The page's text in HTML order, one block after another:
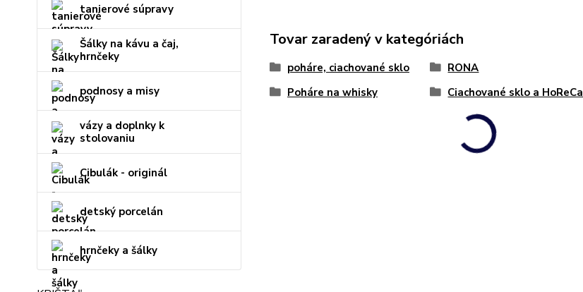
tanierové súpravy
Šálky na kávu a čaj,
hrnčeky
podnosy a misy
vázy a doplnky k
stolovaniu
Cibulák - originál
detský porcelán
hrnčeky a šálky
Tovar zaradený v kategóriách
poháre, ciachované sklo RONA
Poháre na whisky
Ciachované sklo a HoReCa